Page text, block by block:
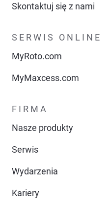
Skontaktuj się z nami
SERWIS ONLINE
MyRoto.com
MyMaxcess.com
FIRMA
Nasze produkty
Serwis
Wydarzenia
Kariery